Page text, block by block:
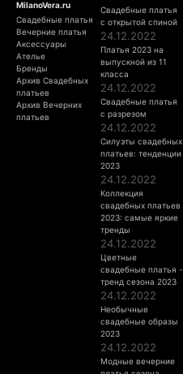
MilanoVera.ru
Свадебные платья
Вечерние платья
Аксессуары
Ателье
Бренды
Архив Свадебных
платьев
Архив Вечерних
платьев
Свадебные платья
с открытой спиной
24.12.2022
Платья 2023 на
выпускной из 11
класса
24.12.2022
Свадебные платья
с разрезом
24.12.2022
Силуэты свадебных
платьев: тенденции
2023
24.12.2022
Коллекция
свадебных платьев
2023: самые яркие
тренды
24.12.2022
Цветные
свадебные платья -
тренд сезона 2023
24.12.2022
Необычные
свадебные образы
2023
24.12.2022
Модные вечерние